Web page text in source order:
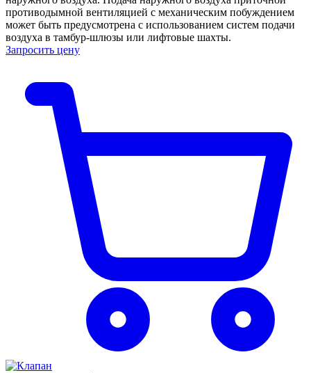
противодымной вентиляцией с механическим побуждением
может быть предусмотрена с использованием систем подачи
воздуха в тамбур-шлюзы или лифтовые шахты.
Запросить цену